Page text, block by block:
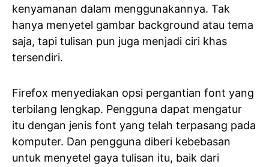
kenyamanan dalam menggunakannya. Tak
hanya menyetel gambar background atau tema
saja, tapi tulisan pun juga menjadi ciri khas
tersendiri.
Firefox menyediakan opsi pergantian font yang
terbilang lengkap. Pengguna dapat mengatur
itu dengan jenis font yang telah terpasang pada
komputer. Dan pengguna diberi kebebasan
untuk menyetel gaya tulisan itu, baik dari